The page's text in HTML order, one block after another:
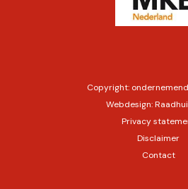
Copyright:
Webdesign:
Privacy
Disclaimer
Contact